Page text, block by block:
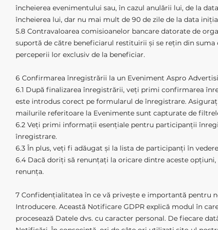
încheierea evenimentului sau, în cazul anulării lui, de la
încheierea lui, dar nu mai mult de 90 de zile de la data
5.8 Contravaloarea comisioanelor bancare datorate de
suportă de către beneficiarul restituirii și se rețin din
perceperii lor exclusiv de la beneficiar.
6 Confirmarea înregistrării la un Eveniment Aspro
6.1 După finalizarea înregistrării, veți primi confirmarea
este introdus corect pe formularul de înregistrare.
mailurile referitoare la Evenimente sunt capturate de
6.2 Veți primi informații esențiale pentru participanții
înregistrare.
6.3 În plus, veți fi adăugat și la lista de participanți în
6.4 Dacă doriți să renunțați la oricare dintre aceste
renunța.
7 Confidențialitatea în ce vă privește e importantă pentru
Introducere. Această Notificare GDPR explică modul în
procesează Datele dvs. cu caracter personal. De fiecare